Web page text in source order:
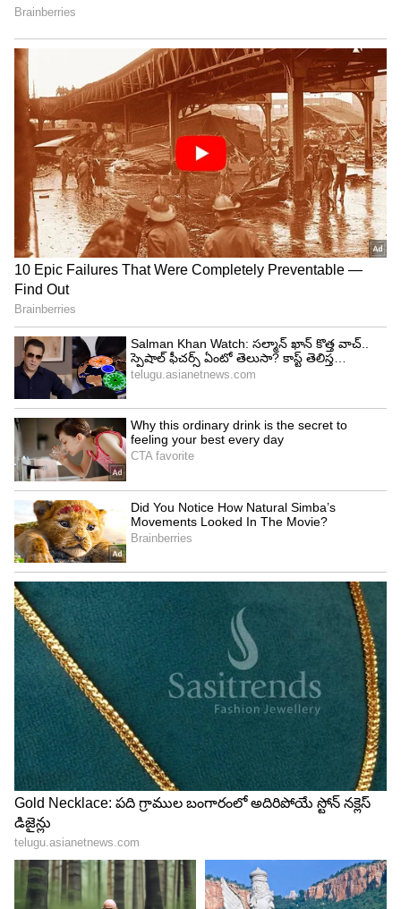
బంగాళాఖాతంలో అల్పపీడనం...ఇక ఏపీలో
దంచుడే | Asianet News Telugu